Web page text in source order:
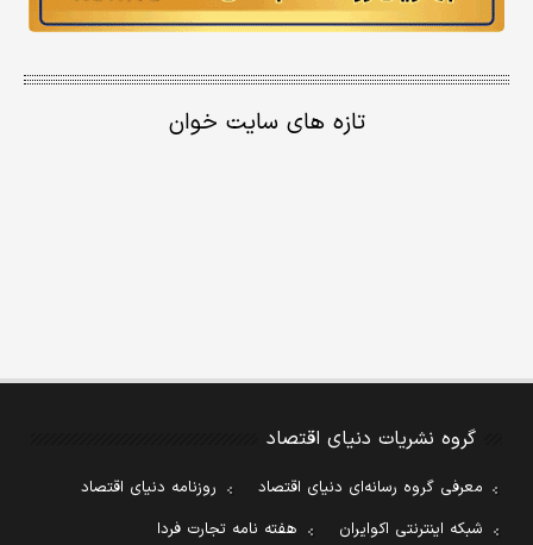
تازه های سایت خوان
گروه نشریات دنیای اقتصاد
معرفی گروه رسانه‌ای دنیای اقتصاد
روزنامه دنیای اقتصاد
شبکه اینترنتی اکوایران
هفته نامه تجارت فردا